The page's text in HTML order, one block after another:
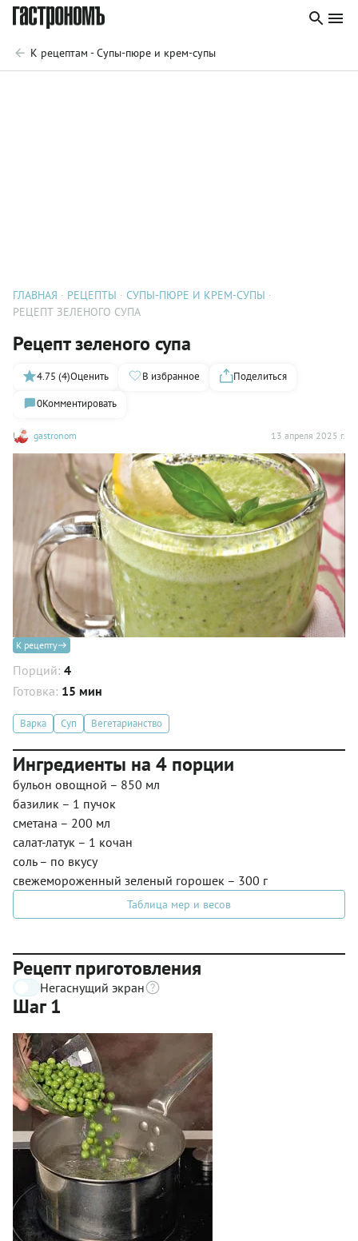
К рецептам - Супы-пюре и крем-супы
ГЛАВНАЯ РЕЦЕПТЫ
СУПЫ-ПЮРЕ И КРЕМ-СУПЫ
РЕЦЕПТ ЗЕЛЕНОГО СУПА
Рецепт зеленого супа
gastronom 13 апреля 2025 г.
4.75 (4)Оценить В избранное
Поделиться
0Комментировать
К рецепту
Порций: 4
Готовка: 15 мин
Варка Суп Вегетарианство
Ингредиенты на 4 порции
бульон овощной – 850 мл
базилик – 1 пучок
сметана – 200 мл
салат-латук – 1 кочан
соль – по вкусу
свежемороженный зеленый горошек – 300 г
Таблица мер и весов
Рецепт приготовления
Негаснущий экран
Шаг 1